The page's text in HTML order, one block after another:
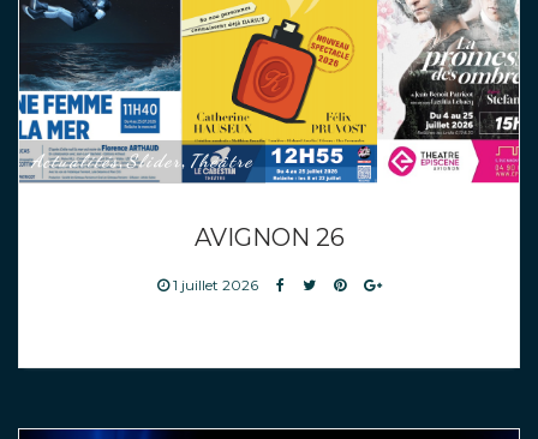
Actualités,Slider, Théâtre
AVIGNON 26
1 juillet 2026